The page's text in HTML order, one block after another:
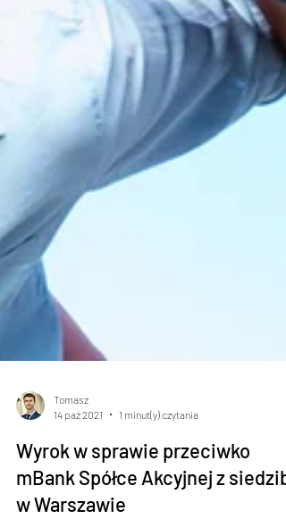
14 paź 2021
1 minut(y) czytania
Wyrok w sprawie przeciwko
mBank Spółce Akcyjnej z